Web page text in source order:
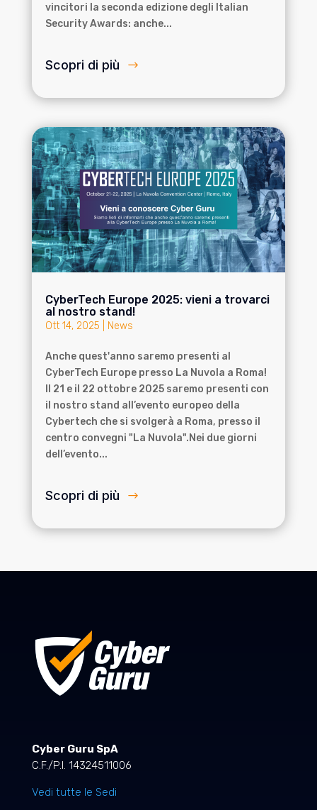
vincitori la seconda edizione degli Italian
Security Awards: anche...
Scopri di più
CyberTech Europe 2025: vieni a trovarci
al nostro stand!
Ott 14, 2025 News
Anche quest'anno saremo presenti al
CyberTech Europe presso La Nuvola a Roma!
Il 21 e il 22 ottobre 2025 saremo presenti con
il nostro stand all’evento europeo della
Cybertech che si svolgerà a Roma, presso il
centro convegni "La Nuvola".Nei due giorni
dell’evento...
Scopri di più
Cyber Guru SpA
C.F./P.I. 14324511006
Vedi tutte le Sedi